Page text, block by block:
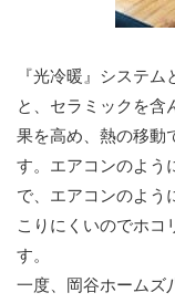
『光冷暖』システ
と、セラミックを含
果を高め、熱の移動
す。エアコンのよう
で、エアコンのよう
こりにくいのでホコ
す。
一度、岡谷ホームズ